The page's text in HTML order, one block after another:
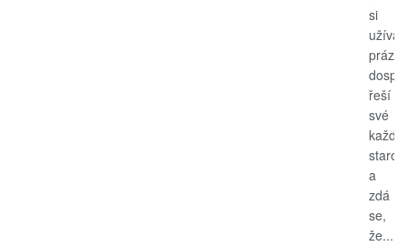
si
užívají
řeší
své
a
zdá
se,
že...